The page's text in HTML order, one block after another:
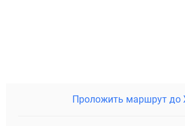
Проложить маршрут